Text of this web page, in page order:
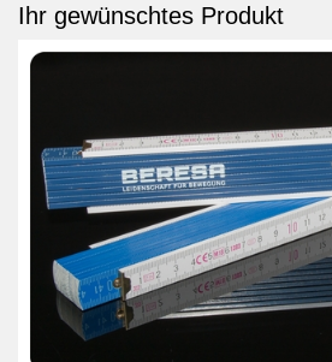
Ihr gewünschtes Produkt